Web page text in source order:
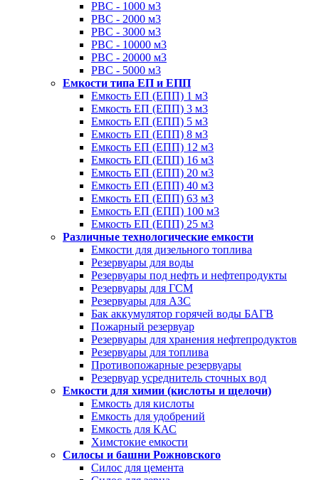
РВС - 1000 м3
РВС - 2000 м3
РВС - 3000 м3
РВС - 10000 м3
РВС - 20000 м3
РВС - 5000 м3
Емкости типа ЕП и ЕПП
Емкость ЕП (ЕПП) 1 м3
Емкость ЕП (ЕПП) 3 м3
Емкость ЕП (ЕПП) 5 м3
Емкость ЕП (ЕПП) 8 м3
Емкость ЕП (ЕПП) 12 м3
Емкость ЕП (ЕПП) 16 м3
Емкость ЕП (ЕПП) 20 м3
Емкость ЕП (ЕПП) 40 м3
Емкость ЕП (ЕПП) 63 м3
Емкость ЕП (ЕПП) 100 м3
Емкость ЕП (ЕПП) 25 м3
Различные технологические емкости
Емкости для дизельного топлива
Резервуары для воды
Резервуары под нефть и нефтепродукты
Резервуары для ГСМ
Резервуары для АЗС
Бак аккумулятор горячей воды БАГВ
Пожарный резервуар
Резервуары для хранения нефтепродуктов
Резервуары для топлива
Противопожарные резервуары
Резервуар усреднитель сточных вод
Емкости для химии (кислоты и щелочи)
Емкость для кислоты
Емкость для удобрений
Емкость для КАС
Химстокие емкости
Силосы и башни Рожновского
Силос для цемента